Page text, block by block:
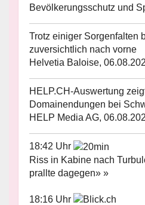
Bevölkerungsschutz und
Trotz einiger Sorgenfalten
zuversichtlich nach vorne
Helvetia Baloise,
HELP.CH-Auswertung
Domainendungen bei
HELP Media AG,
18:42 Uhr
Riss in Kabine nach
prallte dagegen» »
18:16 Uhr